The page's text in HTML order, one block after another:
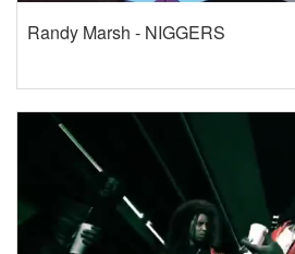
Randy Marsh - NIGGERS